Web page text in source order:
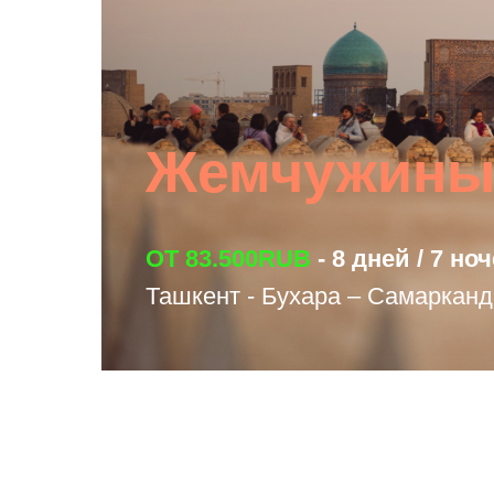
Жемчужины
ОТ 83.500RUB - 8 дней / 7
Ташкент - Бухара –
УЗНАТЬ БОЛЬШЕ